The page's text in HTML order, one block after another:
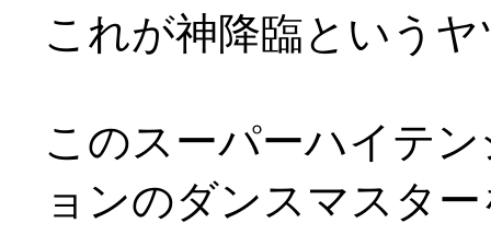
これが神降臨という
このスーパーハイテ
ョンのダンスマスタ